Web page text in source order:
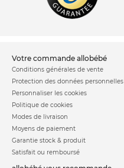
votre commande allobébé
Conditions générales de vente
Protection des données personnelles
Personnaliser les cookies
Politique de cookies
Modes de livraison
Moyens de paiement
Garantie stock & produit
Satisfait ou remboursé